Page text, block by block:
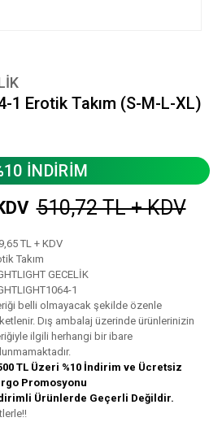
1 Erotik Takım (S-M-L-XL)
İNDİRİM
510,72 TL + KDV
TL + KDV
Takım
GECELİK
1
belli olmayacak şekilde özenle
Dış ambalaj üzerinde ürünlerinizin
ilgili herhangi bir ibare
TL Üzeri %10 İndirim ve Ücretsiz
Promosyonu
Ürünlerde Geçerli Değildir.